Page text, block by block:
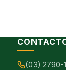
(03) 2790-